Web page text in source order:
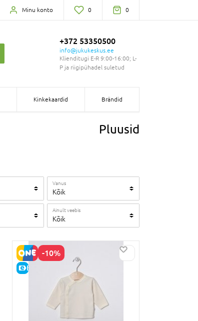
Minu konto 0 0
+372 53350500
info@jukukeskus.ee
Klienditugi E-R 9:00-16:00; L-
P ja riigipühadel suletud
Kinkekaardid Brändid
Pluusid
Vanus
Kõik
Ainult veebis
Kõik
-10%
E-HIND